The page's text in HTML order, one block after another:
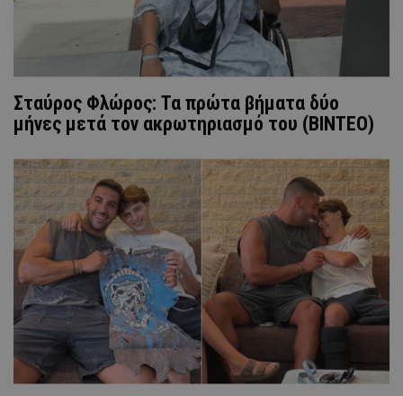
Σταύρος Φλώρος: Τα πρώτα βήματα δύο
μήνες μετά τον ακρωτηριασμό του (ΒΙΝΤΕΟ)